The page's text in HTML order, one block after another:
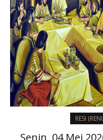
RESI
Senin, 04 Mei